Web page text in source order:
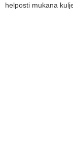
helposti mukana